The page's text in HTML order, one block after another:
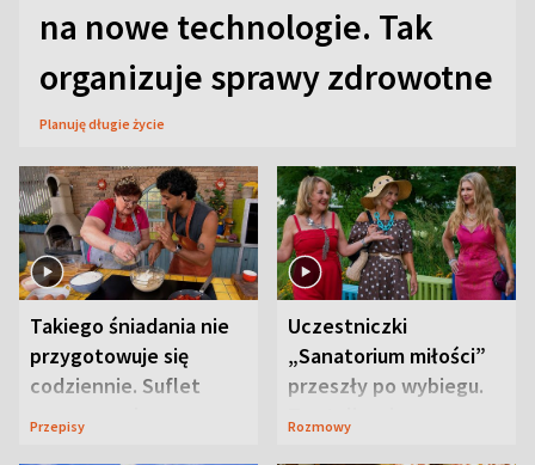
na nowe technologie. Tak
organizuje sprawy zdrowotne
Planuję długie życie
Takiego śniadania nie
przygotowuje się
codziennie. Suflet
serowy zachwyca
Przepisy
Uczestniczki
„Sanatorium miłości”
przeszły po wybiegu.
Te stylizacje
Rozmowy